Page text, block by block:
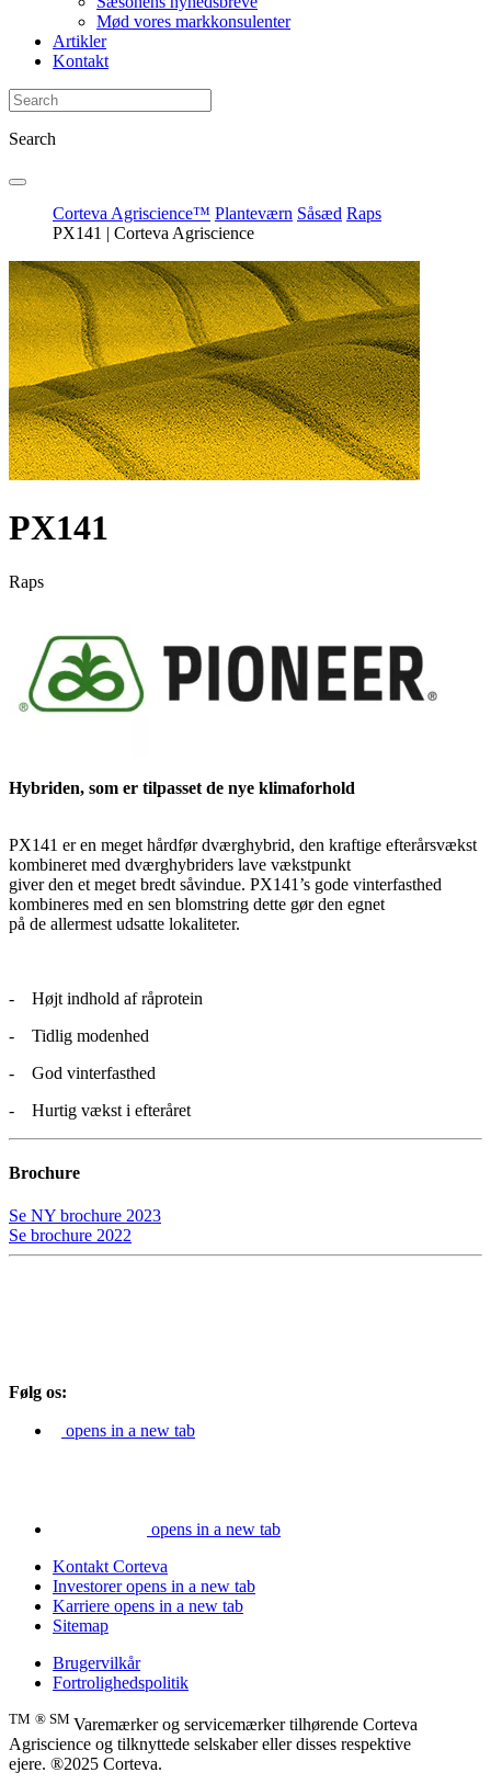
Mød vores markkonsulenter
Artikler
Kontakt
Search
Corteva Agriscience™ Planteværn Såsæd Raps
PX141 | Corteva Agriscience
PX141
Raps
Hybriden, som er tilpasset de nye klimaforhold
PX141 er en meget hårdfør dværghybrid, den kraftige efterårsvækst
kombineret med dværghybriders lave vækstpunkt
giver den et meget bredt såvindue. PX141’s gode vinterfasthed
kombineres med en sen blomstring dette gør den egnet
på de allermest udsatte lokaliteter.
- Højt indhold af råprotein
- Tidlig modenhed
- God vinterfasthed
- Hurtig vækst i efteråret
Brochure
Se NY brochure 2023
Se brochure 2022
Følg os:
opens in a new tab
opens in a new tab
Kontakt Corteva
Investorer opens in a new tab
Karriere opens in a new tab
Sitemap
Brugervilkår
Fortrolighedspolitik
TM ® SM Varemærker og servicemærker tilhørende Corteva
Agriscience og tilknyttede selskaber eller disses respektive
ejere. ®2025 Corteva.